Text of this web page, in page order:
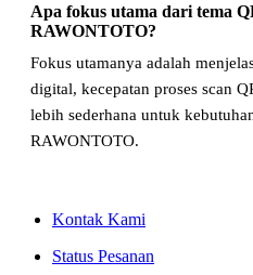
Apa fokus utama dari tema
RAWONTOTO?
Fokus utamanya adalah
digital, kecepatan proses scan
lebih sederhana untuk
RAWONTOTO.
Kontak Kami
Status Pesanan